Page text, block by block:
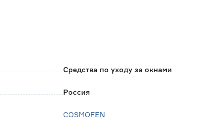
или жирным карандашом, с любых
Средства по уходу за окнами
Россия
COSMOFEN